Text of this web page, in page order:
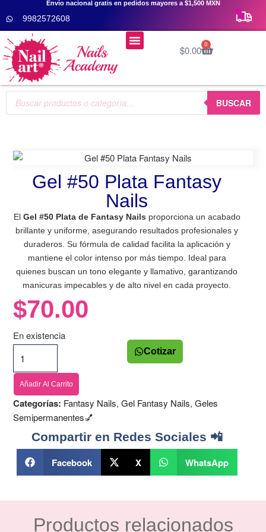
Envío nacional gratis en pedidos mayores a $1,500 MXN
9982572608
Menú
$0.00 0
BUSCAR
Gel #50 Plata Fantasy
Nails
El Gel #50 Plata de Fantasy Nails proporciona un acabado
brillante y uniforme, asegurando resultados profesionales y
duraderos. Su fórmula de calidad facilita la aplicación y
mantiene el color intenso por más tiempo. Ideal para
quienes buscan un tono elegante y llamativo, garantizando
manicuras impecables y de alto nivel en cada proyecto.
$70.00
En existencia
Añadir Al Carrito
Cotizar
Categorías: Fantasy Nails,Gel Fantasy Nails,Geles
Semipermanentes💅
Compartir en Redes Sociales 📲
Facebook X WhatsApp
Productos relacionados